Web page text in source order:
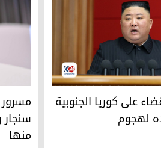
على كوريا الجنوبية إذا تعرضت بلاده
على كوريا الجنوبية
لهجوم
مسرور
مسرور
سنجار
منها